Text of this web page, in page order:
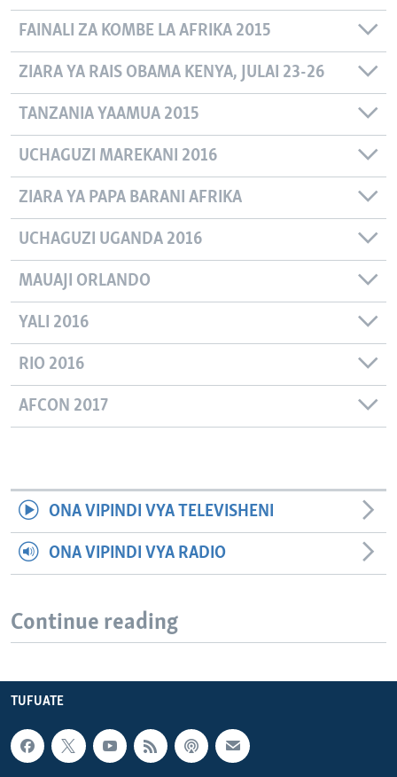
FAINALI ZA KOMBE LA AFRIKA 2015
ZIARA YA RAIS OBAMA KENYA, JULAI 23-26
TANZANIA YAAMUA 2015
UCHAGUZI MAREKANI 2016
ZIARA YA PAPA BARANI AFRIKA
UCHAGUZI UGANDA 2016
MAUAJI ORLANDO
YALI 2016
RIO 2016
AFCON 2017
ONA VIPINDI VYA TELEVISHENI
ONA VIPINDI VYA RADIO
Continue reading
TUFUATE